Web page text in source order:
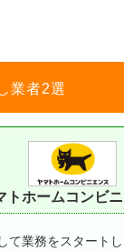
業者2選
トホームコンビ
て業務をスタートし